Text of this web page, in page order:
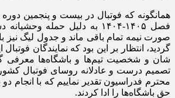
همانگونه که فوتبال در بیست و پنجمین
فصل ۱۴۰۵-۱۴۰۴ به دلیل حمله
صورت نیمه تمام باقی ماند و جدول لیگ
گردید، انتظار بر این بود که نمایندگان
شان و شخصیت تیم‌ها و باشگاه‌ها معرفی
تصمیم درست و عادلانه روسای فوتبال
محترم فدراسیون تقدیر نماییم که با انجام دو
حق باشگاه‌ها را ادا کردند.